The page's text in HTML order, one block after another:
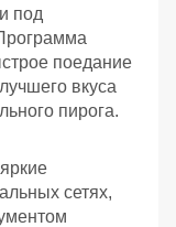
под
поедание
вкуса
пирога.
сетях,